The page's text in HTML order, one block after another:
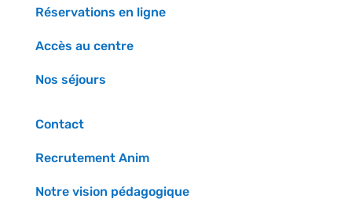
Réservations en ligne
Accès au centre
Nos séjours
Contact
Recrutement Anim
Notre vision pédagogique